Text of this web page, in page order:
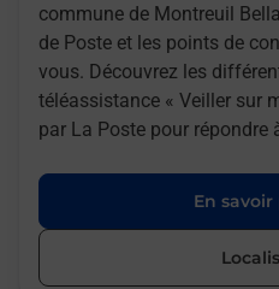
commune de Montreuil
de Poste et les points de
vous. Découvrez les
téléassistance « Veiller sur
par La Poste pour répondre
En savoir